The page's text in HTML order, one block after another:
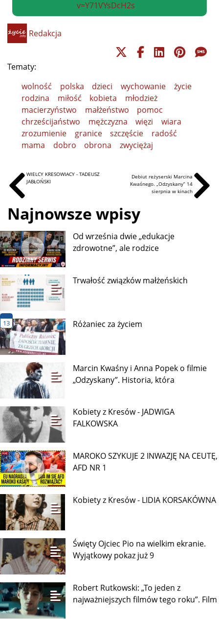
v=Y71VYsDcH2s
Redakcja
Tematy:
wolność
polska dzieci wychowanie
życie
rodzina
miłość kobieta
młodzież
macierzyństwo
małżeństwo
pomoc
chrześcijaństwo
mężczyzna więzi
wiara
zrozumienie
granice szczęście
radość
mama
dobro obrona zwyciężaj
WIELCY KRESOWIACY - TADEUSZ
JABŁOŃSKI
Debiut reżyserski Marcina
Kwaśnego. „Odzyskany” 14
sierpnia w kinach
Najnowsze wpisy
Od września dwie „edukacje
zdrowotne”, ale rodzice
Trwałość związków małżeńskich
13 Różaniec za życiem
Marcin Kwaśny i Anna Popek o filmie
„Odzyskany”. Historia, która
Kobiety z Kresów - JADWIGA
FALKOWSKA
MAROKO SZYKUJE 2 INWAZJĘ NA CEUTĘ,
AFD NR 1
Kobiety z Kresów - LIDIA KORSAKÓWNA
Święty Ojciec Pio na wielkim ekranie.
Wyjątkowy pokaz już 9
Robert Rutkowski: „To jeden z
najważniejszych filmów tego roku”. Film